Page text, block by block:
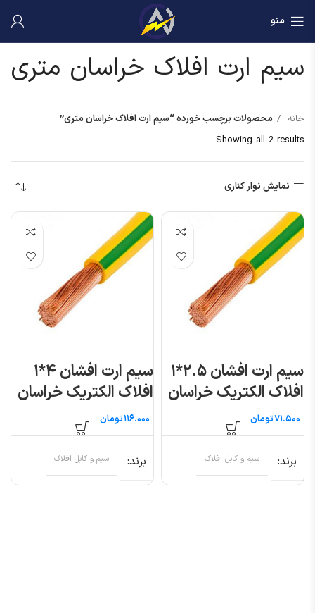
منو
سیم ارت افلاک خراسان متری
خانه
محصولات برچسب خورده “سیم ارت افلاک خراسان متری”
Showing all 2 results
نمایش نوار کناری
سیم ارت افشان ۲.۵*۱
افلاک الکتریک خراسان
(متری)
تومان
برند سیم و کابل افلاک
سیم ارت افشان ۴*۱
افلاک الکتریک خراسان
(متری)
تومان
برند سیم و کابل افلاک